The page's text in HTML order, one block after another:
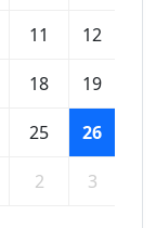
11 12
18 19
25 26
2 3